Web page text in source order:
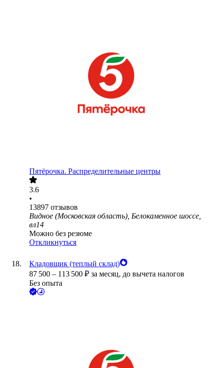
Пятёрочка. Распределительные центры
3.6
•
13897 отзывов
Видное (Московская область), Белокаменное шоссе,
вл14
Можно без резюме
Откликнуться
Кладовщик (теплый склад)
87 500 – 113 500 ₽ за месяц, до вычета налогов
Без опыта